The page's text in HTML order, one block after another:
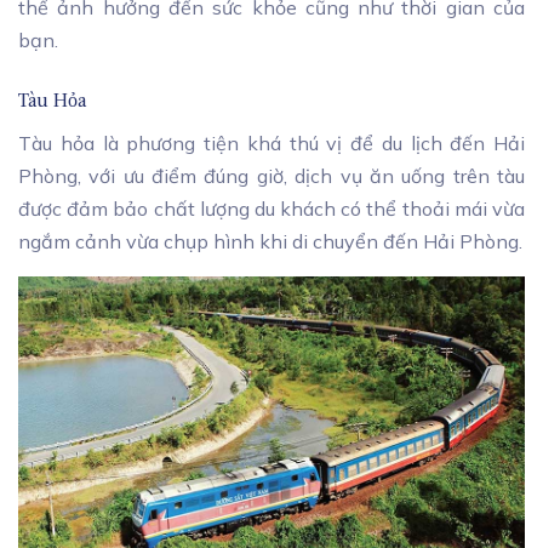
thể ảnh hưởng đến sức khỏe cũng như thời gian của
bạn.
Tàu Hỏa
Tàu hỏa là phương tiện khá thú vị để du lịch đến Hải
Phòng, với ưu điểm đúng giờ, dịch vụ ăn uống trên tàu
được đảm bảo chất lượng du khách có thể thoải mái vừa
ngắm cảnh vừa chụp hình khi di chuyển đến Hải Phòng.